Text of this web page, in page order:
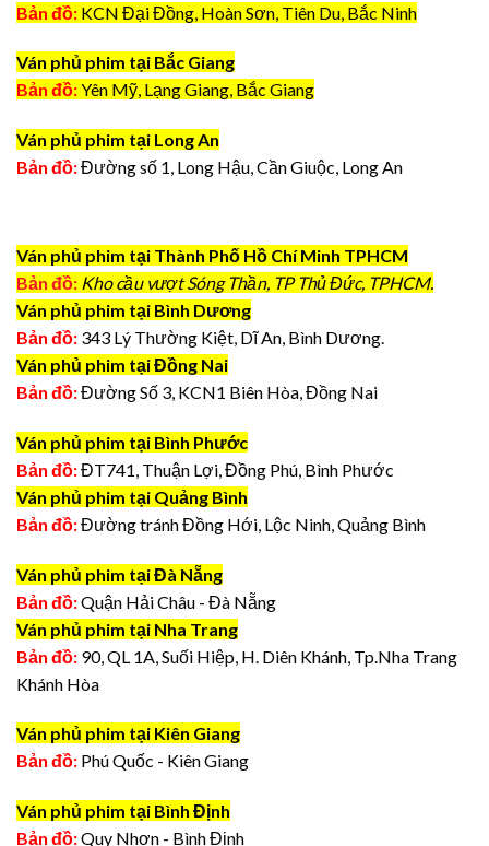
Bản đồ: KCN Đại Đồng, Hoàn Sơn, Tiên Du, Bắc Ninh
Ván phủ phim tại Bắc Giang
Bản đồ:Yên Mỹ, Lạng Giang, Bắc Giang
Ván phủ phim tại Long An
Bản đồ:Đường số 1, Long Hậu, Cần Giuộc, Long An
Ván phủ phim tại Thành Phố Hồ Chí Minh TPHCM
Bản đồ: Kho cầu vượt Sóng Thần, TP Thủ Đức, TPHCM.
Ván phủ phim tại Bình Dương
Bản đồ: 343 Lý Thường Kiệt, Dĩ An, Bình Dương.
Ván phủ phim tại Đồng Nai
Bản đồ:Đường Số 3, KCN1 Biên Hòa, Đồng Nai
Ván phủ phim tại Bình Phước
Bản đồ:ĐT741, Thuận Lợi, Đồng Phú, Bình Phước
Ván phủ phim tại Quảng Bình
Bản đồ:Đường tránh Đồng Hới, Lộc Ninh, Quảng Bình
Ván phủ phim tại Đà Nẵng
Bản đồ:Quận Hải Châu - Đà Nẵng
Ván phủ phim tại Nha Trang
Bản đồ: 90, QL 1A, Suối Hiệp, H. Diên Khánh, Tp.Nha Trang
Khánh Hòa
Ván phủ phim tại Kiên Giang
Bản đồ: Phú Quốc - Kiên Giang
Ván phủ phim tại Bình Định
Bản đồ:Quy Nhơn - Bình Định